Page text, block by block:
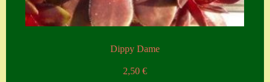
Dippy Dame
2,50 €